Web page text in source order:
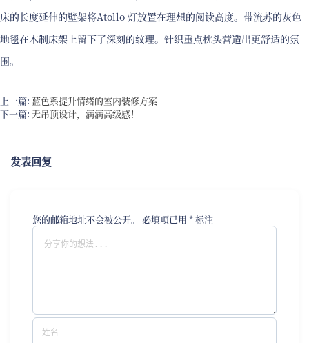
床的长度延伸的壁架将Atollo 灯放置在理想​​的阅读高度。带流苏的灰色
地毯在木制床架上留下了深刻的纹理。针织重点枕头营造出更舒适的氛
围。
上一篇: 蓝色系提升情绪的室内装修方案
下一篇: 无吊顶设计，满满高级感！
发表回复
您的邮箱地址不会被公开。 必填项已用 *标注